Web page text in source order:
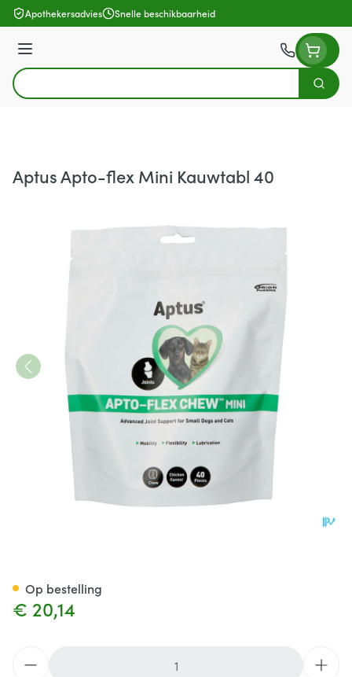
Ga naar de inhoud
Apothekersadvies Snelle beschikbaarheid
Menu
Product, merk, categorie...
Zoek
Aptus Apto-flex Mini Kauwtabl 40
€ 20,14
Op bestelling